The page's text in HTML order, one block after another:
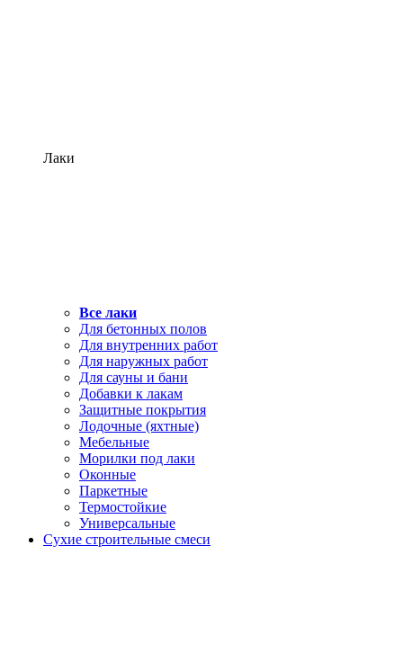
Лаки
Все лаки
Для бетонных полов
Для внутренних работ
Для наружных работ
Для сауны и бани
Добавки к лакам
Защитные покрытия
Лодочные (яхтные)
Мебельные
Морилки под лаки
Оконные
Паркетные
Термостойкие
Универсальные
Сухие строительные смеси